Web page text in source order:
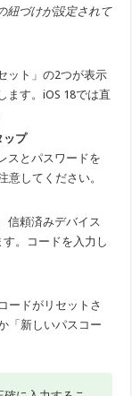
紐づけが設定されて
ット」の2つが表示
ます。iOS 18では直
ップ
スとパスワードを
意してください。
信頼済みデバイス
。コードを入力し
ードがリセットさ
「新しいパスコー